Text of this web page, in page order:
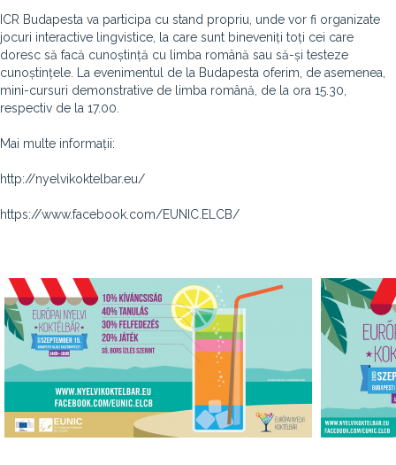
ICR Budapesta va participa cu stand propriu, unde vor fi organizate
jocuri interactive lingvistice, la care sunt bineveniți toți cei care
doresc să facă cunoștință cu limba română sau să-și testeze
cunoștințele. La evenimentul de la Budapesta oferim, de asemenea,
mini-cursuri demonstrative de limba română, de la ora 15.30,
respectiv de la 17.00.
Mai multe informații:
http://nyelvikoktelbar.eu/
https://www.facebook.com/EUNIC.ELCB/